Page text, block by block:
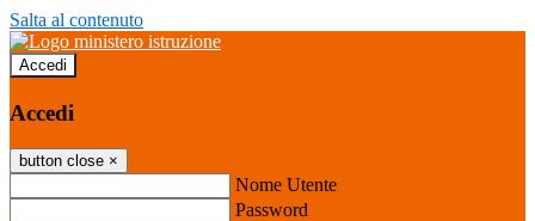
Salta al contenuto
Accedi
Accedi
button close ×
Nome Utente
Password